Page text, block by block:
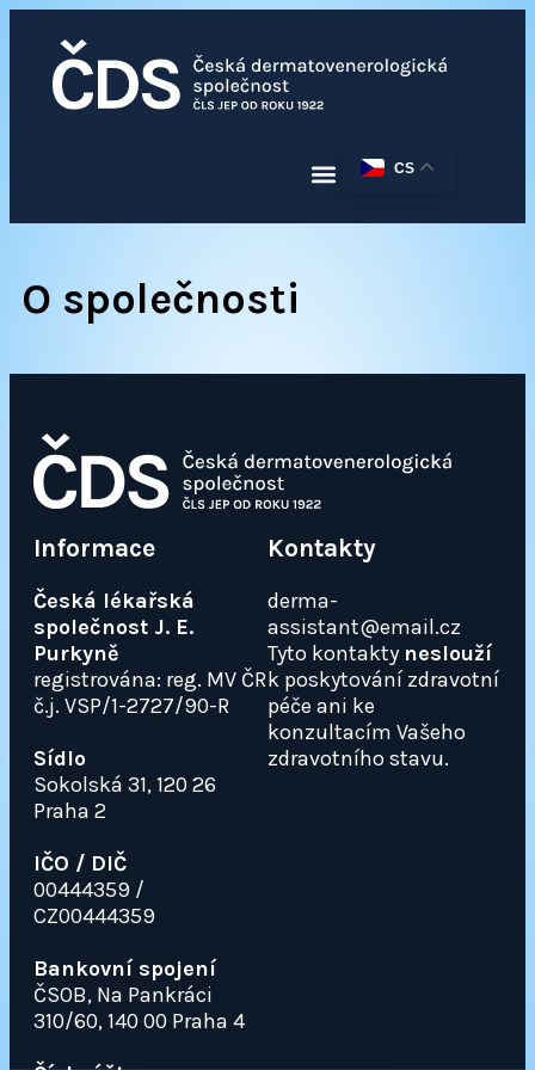
CS
O společnosti
Informace
Česká lékařská
společnost J. E.
Purkyně
registrována: reg. MV ČR
č.j. VSP/1-2727/90-R
Sídlo
Sokolská 31, 120 26
Praha 2
IČO / DIČ
00444359 /
CZ00444359
Bankovní spojení
ČSOB, Na Pankráci
310/60, 140 00 Praha 4
Kontakty
derma-
assistant@email.cz
Tyto kontakty neslouží
k poskytování zdravotní
péče ani ke
konzultacím Vašeho
zdravotního stavu.